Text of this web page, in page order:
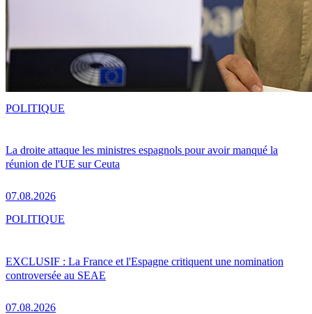
La droite attaque les ministres espagnols pour avoir manqué la
réunion de l'UE sur Ceuta
07.08.2026
POLITIQUE
EXCLUSIF : La France et l'Espagne critiquent une nomination
controversée au SEAE
07.08.2026
POLITIQUE